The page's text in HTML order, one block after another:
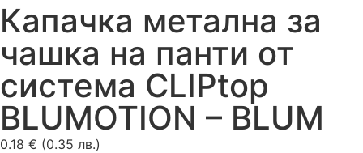
Капачка метална за
чашка на панти от
система CLIPtop
BLUMOTION – BLUM
0.18 € (0.35 лв.)